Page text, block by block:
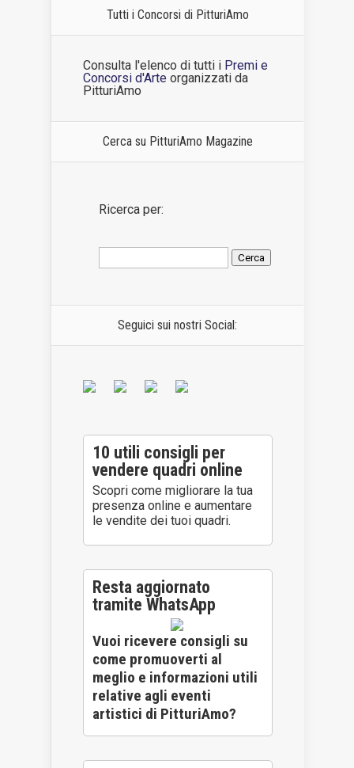
Tutti i Concorsi di PitturiAmo
Consulta l'elenco di tutti i Premi e
Concorsi d'Arte organizzati da
PitturiAmo
Cerca su PitturiAmo Magazine
Ricerca per:
Seguici sui nostri Social:
10 utili consigli per
vendere quadri online
Scopri come migliorare la tua
presenza online e aumentare
le vendite dei tuoi quadri.
Resta aggiornato
tramite WhatsApp
Vuoi ricevere consigli su
come promuoverti al
meglio e informazioni utili
relative agli eventi
artistici di PitturiAmo?